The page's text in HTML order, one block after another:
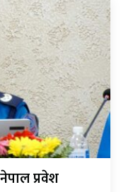
प्रवेश